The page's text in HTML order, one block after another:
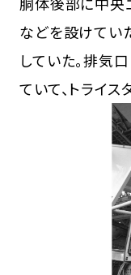
などを設けてい
していた。排気
ていて、トライ